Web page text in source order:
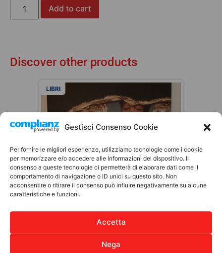
Gestisci Consenso Cookie
Per fornire le migliori esperienze, utilizziamo tecnologie come i cookie
per memorizzare e/o accedere alle informazioni del dispositivo. Il
consenso a queste tecnologie ci permetterà di elaborare dati come il
comportamento di navigazione o ID unici su questo sito. Non
acconsentire o ritirare il consenso può influire negativamente su alcune
caratteristiche e funzioni.
Accetta
Nega
Add to cart
Discover other products
LIBRI
Libro fotografico “AYITI” (prima
Salierno, M.Manigat